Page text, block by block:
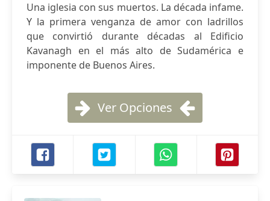
Una iglesia con sus muertos. La década infame.
Y la primera venganza de amor con ladrillos
que convirtió durante décadas al Edificio
Kavanagh en el más alto de Sudamérica e
imponente de Buenos Aires.
Ver Opciones